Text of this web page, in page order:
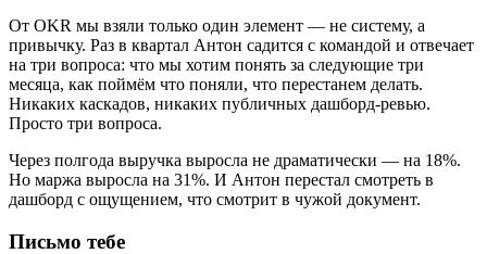
От OKR мы взяли только один элемент — не систему, а
привычку. Раз в квартал Антон садится с командой и отвечает
на три вопроса: что мы хотим понять за следующие три
месяца, как поймём что поняли, что перестанем делать.
Никаких каскадов, никаких публичных дашборд-ревью.
Просто три вопроса.
Через полгода выручка выросла не драматически — на 18%.
Но маржа выросла на 31%. И Антон перестал смотреть в
дашборд с ощущением, что смотрит в чужой документ.
Письмо тебе